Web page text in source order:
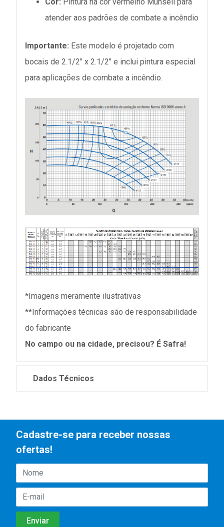
atender aos padrões de combate a incêndio
Importante: Este modelo é projetado com
bocais de 2.1/2" x 2.1/2" e inclui pintura especial
para aplicações de combate a incêndio.
*Imagens meramente ilustrativas
**Informações técnicas são de responsabilidade
do fabricante
No campo ou na cidade, precisou? É Safra!
Dados Técnicos
Cadastre-se para receber nossas
ofertas!